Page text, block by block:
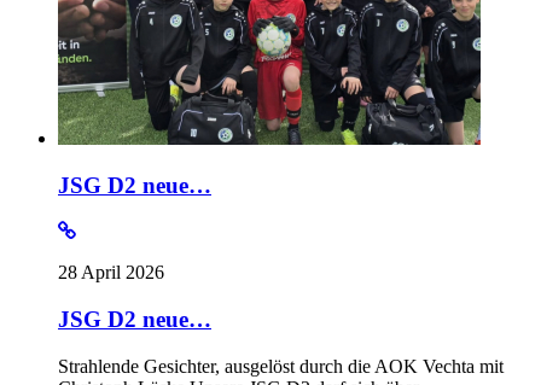
JSG D2 neue…
28 April 2026
JSG D2 neue…
Strahlende Gesichter, ausgelöst durch die AOK Vechta mit